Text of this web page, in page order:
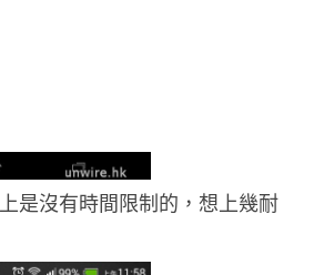
是沒有時間限制的，想上幾耐